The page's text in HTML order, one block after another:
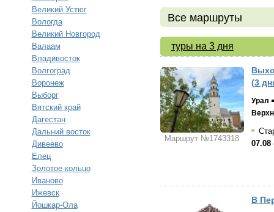
Великий Устюг
Вологда
Великий Новгород
Валаам
Владивосток
Волгоград
Воронеж
Выборг
Вятский край
Дагестан
Дальний восток
Дивеево
Елец
Золотое кольцо
Иваново
Ижевск
Йошкар-Ола
Все маршруты
туры на 3 дня
Маршрут №1743318
(3
Урал
07.08
В